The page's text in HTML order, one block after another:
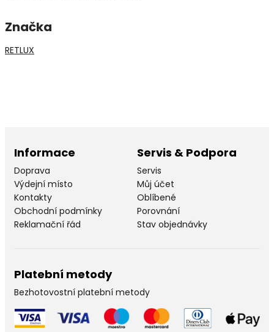
Značka
RETLUX
Informace
Doprava
Výdejní místo
Kontakty
Obchodní podmínky
Reklamační řád
Servis & Podpora
Servis
Můj účet
Oblíbené
Porovnání
Stav objednávky
Platební metody
Bezhotovostní platební metody